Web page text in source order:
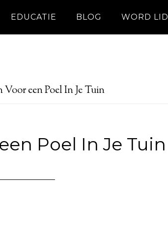
EDUCATIE BLOG WORD LID
Voor een Poel In Je Tuin
Poel In Je Tuin